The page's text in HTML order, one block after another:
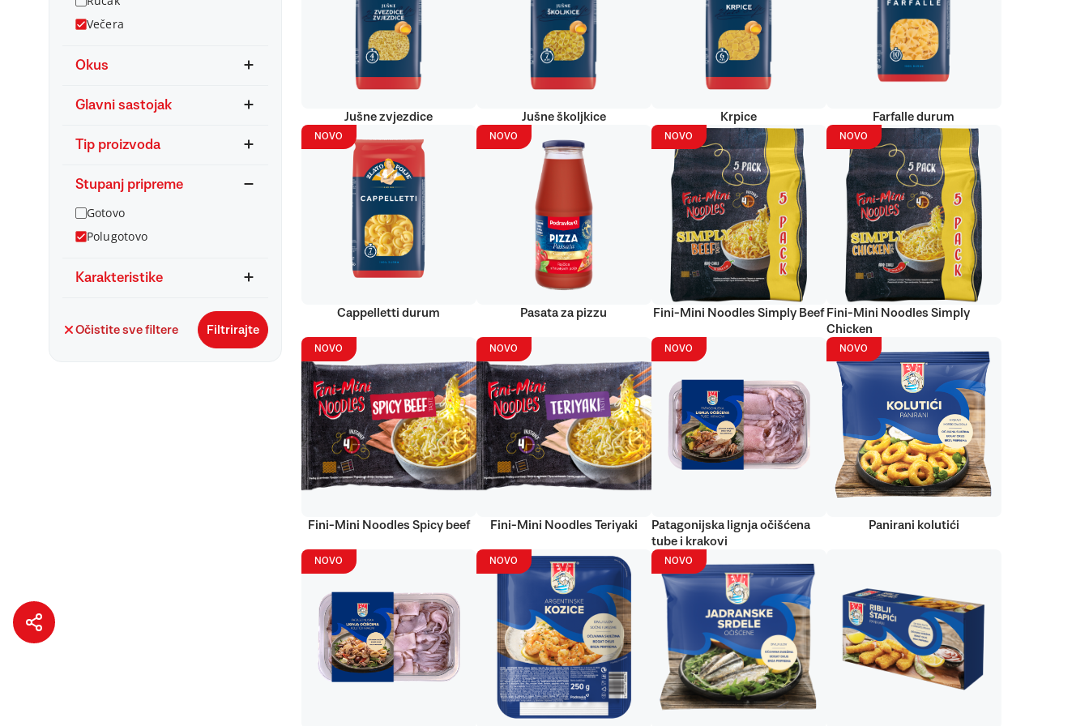
Večera
Okus
Glavni sastojak
Tip proizvoda
Stupanj pripreme
Gotovo
Polugotovo
Karakteristike
Očistite sve filtere Filtrirajte
Jušne zvjezdice Jušne školjkice Krpice Farfalle durum
NOVO
Cappelletti durum
NOVO
Pasata za pizzu
NOVO
Fini-Mini Noodles Simply Beef
NOVO
Fini-Mini Noodles Simply
Chicken
NOVO
Fini-Mini Noodles Spicy beef
NOVO
Fini-Mini Noodles Teriyaki
NOVO
Patagonijska lignja očišćena
tube i krakovi
NOVO
Panirani kolutići
NOVO NOVO NOVO